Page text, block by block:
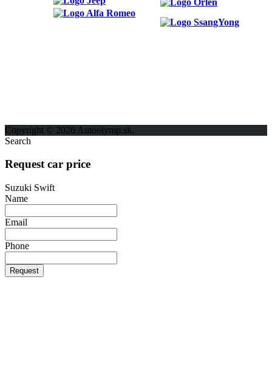
Copyright © 2026 Autoolymp.sk.
Search
Request car price
Suzuki Swift
Name
Email
Phone
Request